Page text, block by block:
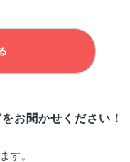
お聞かせください！
す。